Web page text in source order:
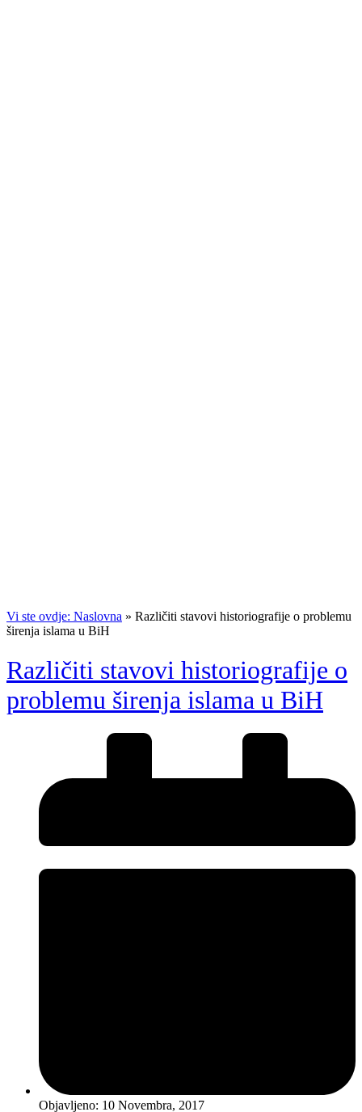
Vi ste ovdje: Naslovna » Različiti stavovi historiografije o problemu
širenja islama u BiH
Različiti stavovi historiografije o
problemu širenja islama u BiH
Objavljeno: 10 Novembra, 2017